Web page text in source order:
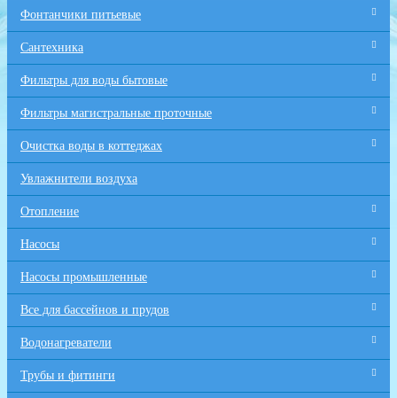
Фонтанчики питьевые
Сантехника
Фильтры для воды бытовые
Фильтры магистральные проточные
Очистка воды в коттеджах
Увлажнители воздуха
Отопление
Насосы
Насосы промышленные
Все для бaссейнов и прудов
Водонагреватели
Трубы и фитинги